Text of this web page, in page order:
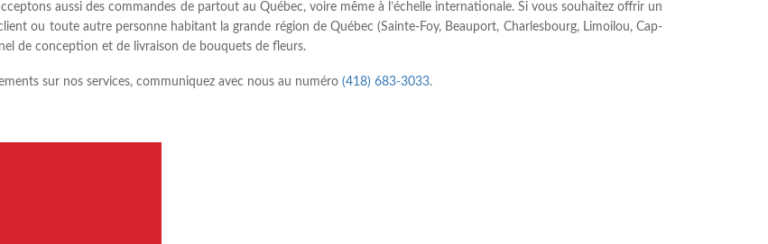
aussi des commandes de partout au Québec, voire même à l’échelle internationale. Si vous souhaitez offrir un
ou toute autre personne habitant la grande région de Québec (Sainte-Foy, Beauport, Charlesbourg, Limoilou, Cap-
de conception et de livraison de bouquets de fleurs.
sur nos services, communiquez avec nous au numéro (418) 683-3033.